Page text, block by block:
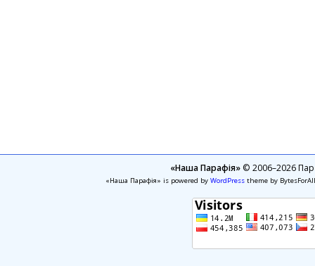
«Наша Парафія»© 2006–2026
«Наша Парафія» is powered by WordPresstheme by